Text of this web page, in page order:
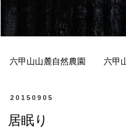
六甲山山麓自然農園 六甲
20150905
居眠り